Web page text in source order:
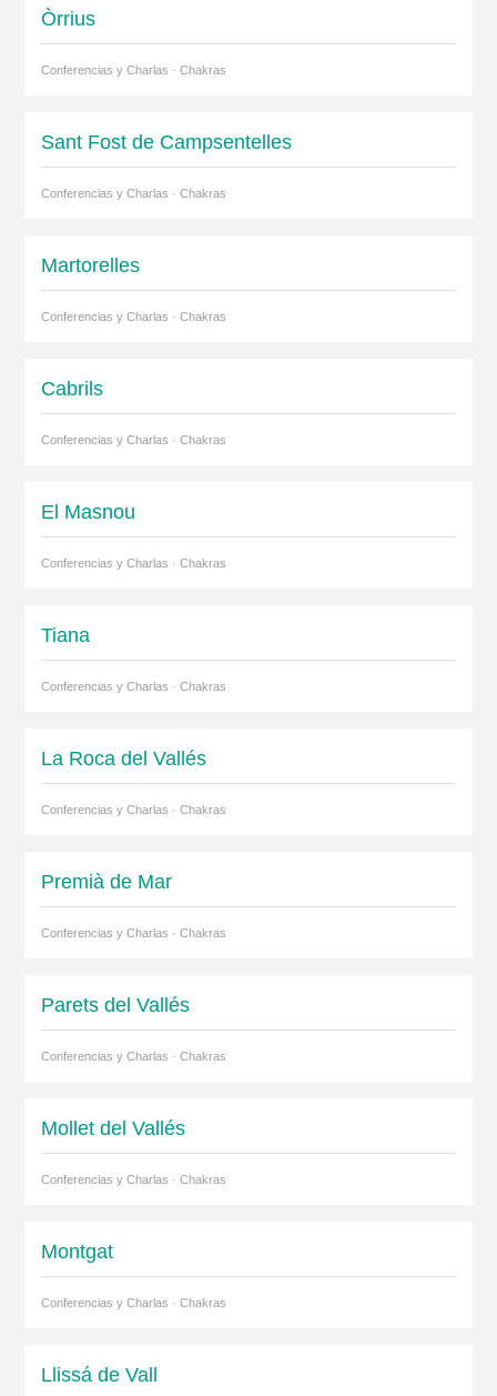
Òrrius
Conferencias y Charlas · Chakras
Sant Fost de Campsentelles
Conferencias y Charlas · Chakras
Martorelles
Conferencias y Charlas · Chakras
Cabrils
Conferencias y Charlas · Chakras
El Masnou
Conferencias y Charlas · Chakras
Tiana
Conferencias y Charlas · Chakras
La Roca del Vallés
Conferencias y Charlas · Chakras
Premià de Mar
Conferencias y Charlas · Chakras
Parets del Vallés
Conferencias y Charlas · Chakras
Mollet del Vallés
Conferencias y Charlas · Chakras
Montgat
Conferencias y Charlas · Chakras
Llissá de Vall